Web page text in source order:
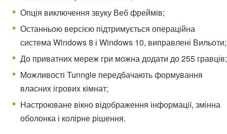
Опція виключення звуку Веб фреймів;
Останньою версією підтримується операційна
система Windows 8 і Windows 10, виправлені Вильоти;
До приватних мереж гри можна додати до 255 гравців;
Можливості Tunngle передбачають формування
власних ігрових кімнат;
Настроюване вікно відображення інформації, змінна
оболонка і колірне рішення.